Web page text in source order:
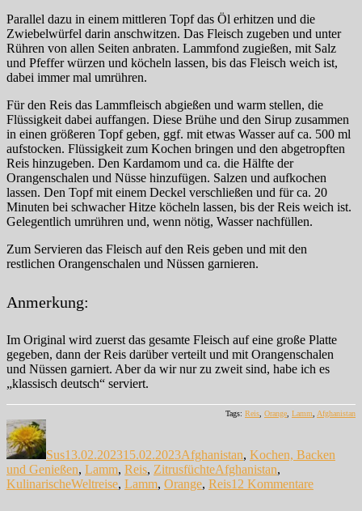
Parallel dazu in einem mittleren Topf das Öl erhitzen und die
Zwiebelwürfel darin anschwitzen. Das Fleisch zugeben und unter
Rühren von allen Seiten anbraten. Lammfond zugießen, mit Salz
und Pfeffer würzen und köcheln lassen, bis das Fleisch weich ist,
dabei immer mal umrühren.
Für den Reis das Lammfleisch abgießen und warm stellen, die
Flüssigkeit dabei auffangen. Diese Brühe und den Sirup zusammen
in einen größeren Topf geben, ggf. mit etwas Wasser auf ca. 500 ml
aufstocken. Flüssigkeit zum Kochen bringen und den abgetropften
Reis hinzugeben. Den Kardamom und ca. die Hälfte der
Orangenschalen und Nüsse hinzufügen. Salzen und aufkochen
lassen. Den Topf mit einem Deckel verschließen und für ca. 20
Minuten bei schwacher Hitze köcheln lassen, bis der Reis weich ist.
Gelegentlich umrühren und, wenn nötig, Wasser nachfüllen.
Zum Servieren das Fleisch auf den Reis geben und mit den
restlichen Orangenschalen und Nüssen garnieren.
Anmerkung:
Im Original wird zuerst das gesamte Fleisch auf eine große Platte
gegeben, dann der Reis darüber verteilt und mit Orangenschalen
und Nüssen garniert. Aber da wir nur zu zweit sind, habe ich es
„klassisch deutsch“ serviert.
Tags: Reis, Orange, Lamm, Afghanistan
Autor
Sus13.02.202315.02.2023Afghanistan, Kochen, Backen
und Genießen, Lamm, Reis, ZitrusfüchteSchlagwörter
Afghanistan,
KulinarischeWeltreise, Lamm, Orange, Reis12 Kommentarezu